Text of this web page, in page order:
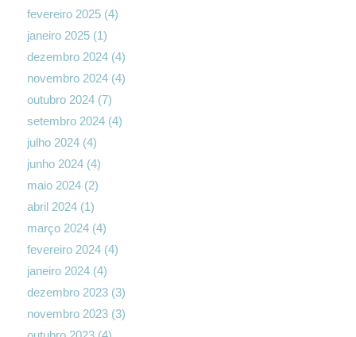
fevereiro 2025(4)
janeiro 2025(1)
dezembro 2024(4)
novembro 2024(4)
outubro 2024(7)
setembro 2024(4)
julho 2024(4)
junho 2024(4)
maio 2024(2)
abril 2024(1)
março 2024(4)
fevereiro 2024(4)
janeiro 2024(4)
dezembro 2023(3)
novembro 2023(3)